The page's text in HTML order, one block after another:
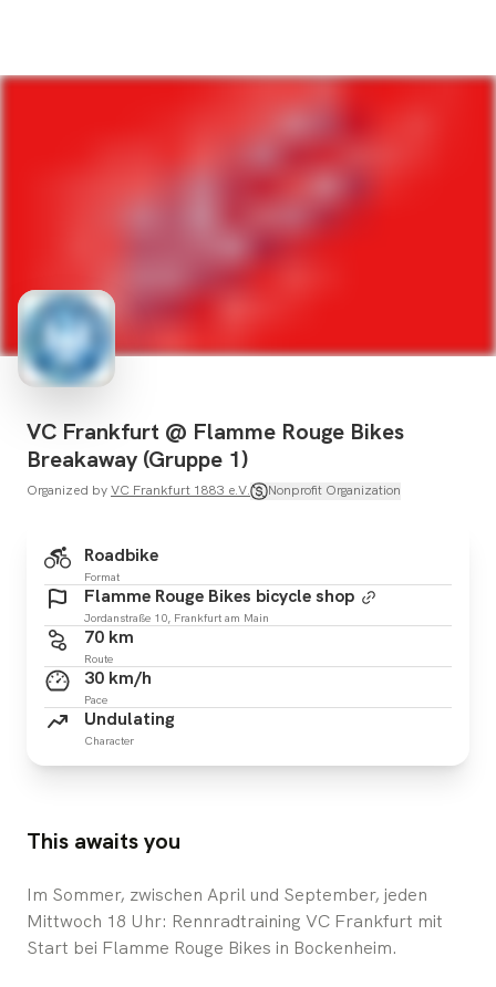
VC Frankfurt @ Flamme Rouge Bikes
Breakaway (Gruppe 1)
Organized byVC Frankfurt 1883 e.V. Nonprofit Organization
Roadbike
Format
Flamme Rouge Bikes bicycle shop
Jordanstraße 10, Frankfurt am Main
70 km
Route
30 km/h
Pace
Undulating
Character
This awaits you
Im Sommer, zwischen April und September, jeden
Mittwoch 18 Uhr: Rennradtraining VC Frankfurt mit
Start bei Flamme Rouge Bikes in Bockenheim.